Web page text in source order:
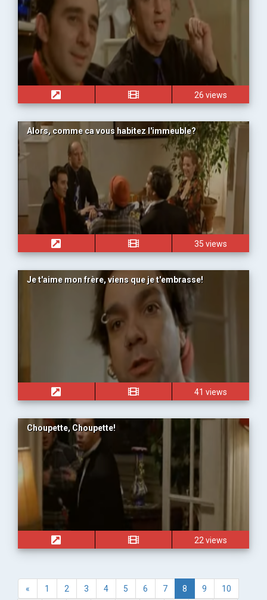
26 views
Alors, comme ca vous habitez l'immeuble?
35 views
Je t'aime mon frère, viens que je t'embrasse!
41 views
Choupette, Choupette!
22 views
« 1 2 3 4 5 6 7 8 9 10